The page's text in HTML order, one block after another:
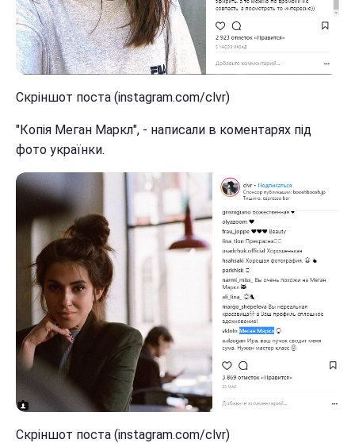
Скріншот поста (instagram.com/clvr)
"Копія Меган Маркл", - написали в коментарях під
фото українки.
Скріншот поста (instagram.com/clvr)